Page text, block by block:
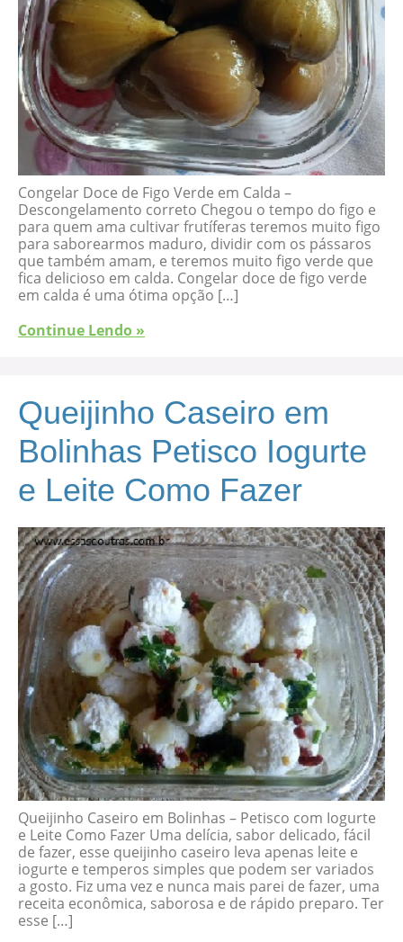
Congelar Doce de Figo Verde em Calda –
Descongelamento correto Chegou o tempo do figo e
para quem ama cultivar frutíferas teremos muito figo
para saborearmos maduro, dividir com os pássaros
que também amam, e teremos muito figo verde que
fica delicioso em calda. Congelar doce de figo verde
em calda é uma ótima opção […]
Continue Lendo »
Queijinho Caseiro em
Bolinhas Petisco Iogurte
e Leite Como Fazer
Queijinho Caseiro em Bolinhas – Petisco com Iogurte
e Leite Como Fazer Uma delícia, sabor delicado, fácil
de fazer, esse queijinho caseiro leva apenas leite e
iogurte e temperos simples que podem ser variados
a gosto. Fiz uma vez e nunca mais parei de fazer, uma
receita econômica, saborosa e de rápido preparo. Ter
esse […]